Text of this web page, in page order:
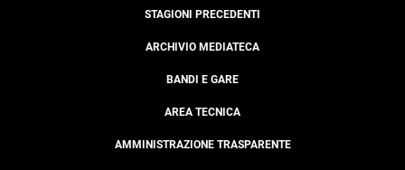
STAGIONI PRECEDENTI
ARCHIVIO MEDIATECA
BANDI E GARE
AREA TECNICA
AMMINISTRAZIONE TRASPARENTE